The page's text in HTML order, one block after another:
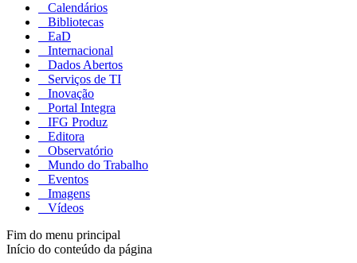
Calendários
Bibliotecas
EaD
Internacional
Dados Abertos
Serviços de TI
Inovação
Portal Integra
IFG Produz
Editora
Observatório
Mundo do Trabalho
Eventos
Imagens
Vídeos
Fim do menu principal
Início do conteúdo da página